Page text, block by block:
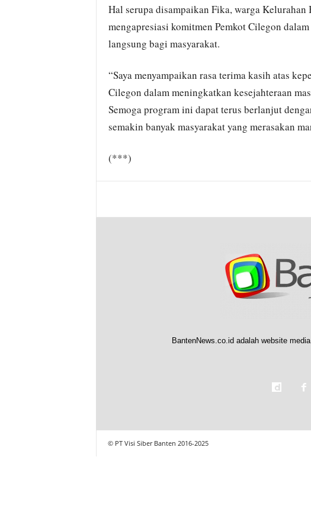
Hal serupa disampaikan Fika, warga
mengapresiasi komitmen Pemkot Cilegon
langsung bagi masyarakat.
“Saya menyampaikan rasa terima kasih atas
Cilegon dalam meningkatkan kesejahteraan
Semoga program ini dapat terus berlanjut
semakin banyak masyarakat yang merasakan
(***)
BantenNews.co.id adalah website
© PT Visi Siber Banten 2016-2025